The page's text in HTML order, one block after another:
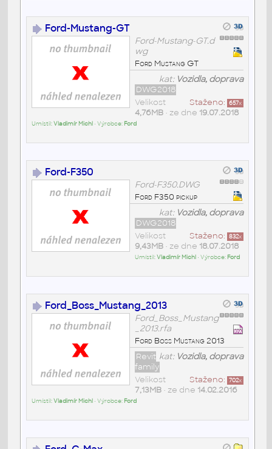
Ford-Mustang-GT
Ford-Mustang-GT.d
wg
Ford Mustang GT
kat: Vozidla, doprava
DWG2018
Staženo: 657x
Velikost
4,76MB• ze dne 19.07.2018
Umístil:Vladimír Michl • Výrobce: Ford
Ford-F350
Ford-F350.DWG
Ford F350 pickup
kat: Vozidla, doprava
DWG2018
Staženo: 832x
Velikost
9,43MB• ze dne 18.07.2018
Umístil:Vladimír Michl • Výrobce: Ford
Ford_Boss_Mustang_2013
Ford_Boss_Mustang
_2013.rfa
Ford Boss Mustang 2013
kat: Vozidla, doprava
Revit
family
Staženo: 702x
Velikost
7,13MB• ze dne 14.02.2016
Umístil:Vladimír Michl • Výrobce: Ford